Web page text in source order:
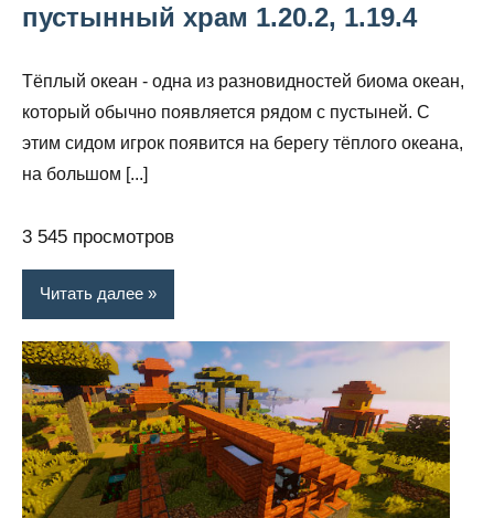
пустынный храм 1.20.2, 1.19.4
Тёплый океан - одна из разновидностей биома океан,
который обычно появляется рядом с пустыней. С
этим сидом игрок появится на берегу тёплого океана,
на большом [...]
3 545 просмотров
Читать далее